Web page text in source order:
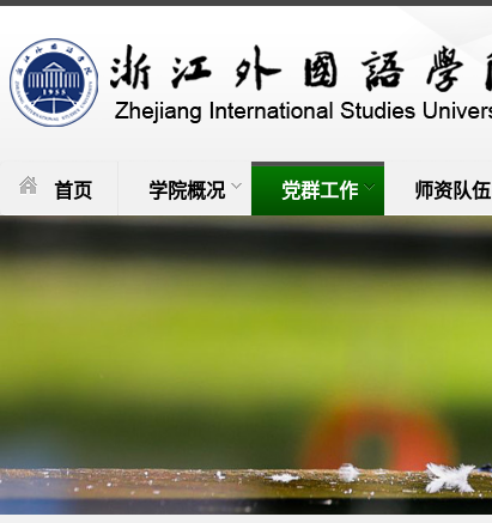
首页 学院概况 党群工作 师资队伍